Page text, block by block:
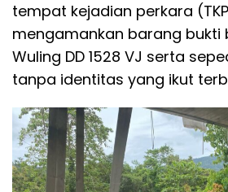
tempat kejadian perkara
mengamankan barang bukti
Wuling DD 1528 VJ serta
tanpa identitas yang ikut